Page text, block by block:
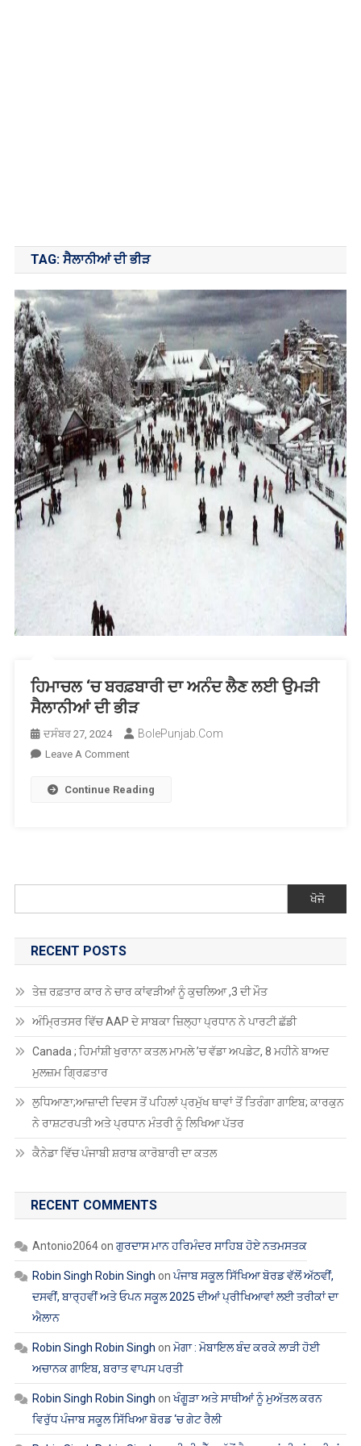
TAG:ਸੈਲਾਨੀਆਂ ਦੀ ਭੀੜ
ਹਿਮਾਚਲ ‘ਚ ਬਰਫ਼ਬਾਰੀ ਦਾ ਅਨੰਦ ਲੈਣ ਲਈ ਉਮੜੀ
ਸੈਲਾਨੀਆਂ ਦੀ ਭੀੜ
ਦਸੰਬਰ 27, 2024 BolePunjab.com
Leave A CommentOn
‘ਚ
ਲਈ
ਦੀ
Continue Reading
ਖੋਜੋ
RECENT POSTS
ਤੇਜ਼ ਰਫ਼ਤਾਰ ਕਾਰ ਨੇ ਚਾਰ ਕਾਂਵੜੀਆਂ ਨੂੰ ਕੁਚਲਿਆ ,3 ਦੀ ਮੌਤ
ਅੰਮ੍ਰਿਤਸਰ ਵਿੱਚ AAP ਦੇ ਸਾਬਕਾ ਜ਼ਿਲ੍ਹਾ ਪ੍ਰਧਾਨ ਨੇ ਪਾਰਟੀ ਛੱਡੀ
Canada ; ਹਿਮਾਂਸ਼ੀ ਖੁਰਾਨਾ ਕਤਲ ਮਾਮਲੇ ’ਚ ਵੱਡਾ ਅਪਡੇਟ, 8 ਮਹੀਨੇ ਬਾਅਦ
ਮੁਲਜ਼ਮ ਗ੍ਰਿਫ਼ਤਾਰ
ਲੁਧਿਆਣਾ;ਆਜ਼ਾਦੀ ਦਿਵਸ ਤੋਂ ਪਹਿਲਾਂ ਪ੍ਰਮੁੱਖ ਥਾਵਾਂ ਤੋਂ ਤਿਰੰਗਾ ਗਾਇਬ; ਕਾਰਕੁਨ
ਨੇ ਰਾਸ਼ਟਰਪਤੀ ਅਤੇ ਪ੍ਰਧਾਨ ਮੰਤਰੀ ਨੂੰ ਲਿਖਿਆ ਪੱਤਰ
ਕੈਨੇਡਾ ਵਿੱਚ ਪੰਜਾਬੀ ਸ਼ਰਾਬ ਕਾਰੋਬਾਰੀ ਦਾ ਕਤਲ
RECENT COMMENTS
Antonio2064on ਗੁਰਦਾਸ ਮਾਨ ਹਰਿਮੰਦਰ ਸਾਹਿਬ ਹੋਏ ਨਤਮਸਤਕ
Robin Singh Robin Singh onਪੰਜਾਬ ਸਕੂਲ ਸਿੱਖਿਆ ਬੋਰਡ ਵੱਲੋਂ ਅੱਠਵੀਂ,
ਦਸਵੀਂ, ਬਾਰ੍ਹਵੀਂ ਅਤੇ ਓਪਨ ਸਕੂਲ 2025 ਦੀਆਂ ਪ੍ਰੀਖਿਆਵਾਂ ਲਈ ਤਰੀਕਾਂ ਦਾ
ਐਲਾਨ
Robin Singh Robin Singh on ਮੋਗਾ : ਮੋਬਾਇਲ ਬੰਦ ਕਰਕੇ ਲਾੜੀ ਹੋਈ
ਅਚਾਨਕ ਗਾਇਬ, ਬਰਾਤ ਵਾਪਸ ਪਰਤੀ
Robin Singh Robin Singh onਖੰਗੂੜਾ ਅਤੇ ਸਾਥੀਆਂ ਨੂੰ ਮੁਅੱਤਲ ਕਰਨ
ਵਿਰੁੱਧ ਪੰਜਾਬ ਸਕੂਲ ਸਿੱਖਿਆ ਬੋਰਡ ‘ਚ ਗੇਟ ਰੈਲੀ